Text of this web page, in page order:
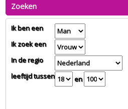
Zoeken
Ik ben een
Ik zoek een
In de regio
leeftijd tussen
en